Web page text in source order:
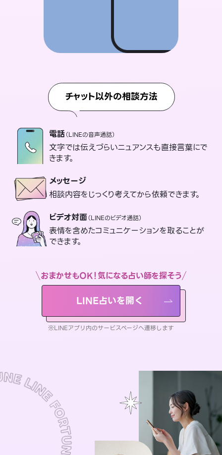
チャット以外の相談方法
電話（LINEの音声通話）
文字では伝えづらいニュアンスも直接言葉にで
きます。
メッセージ
相談内容をじっくり考えてから依頼できます。
ビデオ対面（LINEのビデオ通話）
表情を含めたコミュニケーションを取ることが
できます。
おまかせもOK！気になる占い師を探そう
LINE占いを開く
※LINEアプリ内のサービスページへ遷移します